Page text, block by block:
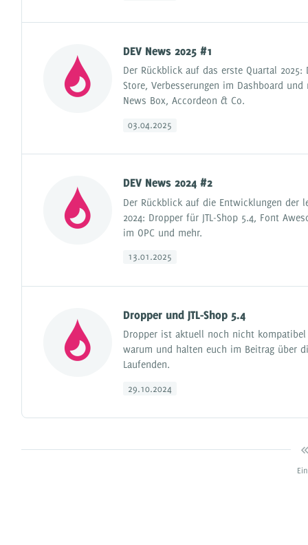
DEV News 2025 #1
Der Rückblick auf das erste Quartal 2025:
Store, Verbesserungen im Dashboard
News Box, Accordeon & Co.
03.04.2025
DEV News 2024 #2
Der Rückblick auf die Entwicklungen der
2024: Dropper für JTL-Shop 5.4, Font
im OPC und mehr.
13.01.2025
Dropper und JTL-Shop 5.4
Dropper ist aktuell noch nicht kompatibel
warum und halten euch im Beitrag über
Laufenden.
29.10.2024